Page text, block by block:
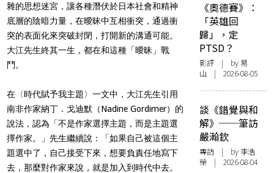
雜的思想迷宮，讓各種潛伏於日本社會和精神
底層的陰暗力量，在曖昧中互相衝突，通過衝
突的表面化來突破封閉，打開新的溝通可能。
大江先生終其一生，都在和這種「曖昧」戰
鬥。
在〈時代賦予我主題〉一文中，大江先生引用
南非作家納丁．戈迪默（Nadine Gordimer）的
說法，認為「不是作家選擇主題，而是主題選
擇作家。」先生繼續說：「如果自己被這個主
題選中了，自己接受下來，想要負責任地寫下
去，那麼對作家來說，就是加入到時代中去。
《奧德賽》：
「英雄回
歸」，定
PTSD？
影評 | by 易
山 | 2026-08-05
談《錯覺與和
解》──筆訪
嚴瀚欽
專訪 | by 李浩
榮 | 2026-08-04